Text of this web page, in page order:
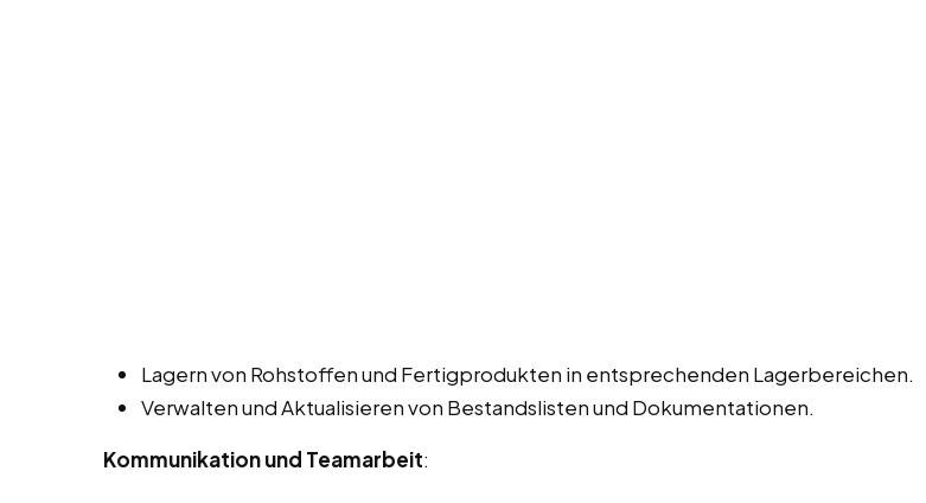
Lagern von Rohstoffen und Fertigprodukten in entsprechenden Lagerbereichen.
Verwalten und Aktualisieren von Bestandslisten und Dokumentationen.
Kommunikation und Teamarbeit: